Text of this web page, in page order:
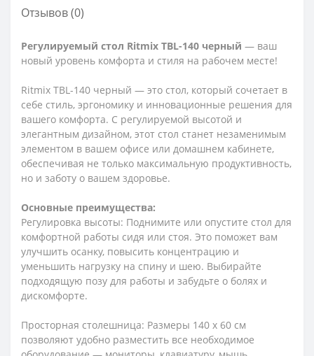
Отзывов (0)
Регулируемый стол Ritmix TBL-140 черный — ваш
новый уровень комфорта и стиля на рабочем месте!
Ritmix TBL-140 черный — это стол, который сочетает в
себе стиль, эргономику и инновационные решения для
вашего комфорта. С регулируемой высотой и
элегантным дизайном, этот стол станет незаменимым
элементом в вашем офисе или домашнем кабинете,
обеспечивая не только максимальную продуктивность,
но и заботу о вашем здоровье.
Основные преимущества:
Регулировка высоты: Поднимите или опустите стол для
комфортной работы сидя или стоя. Это поможет вам
улучшить осанку, повысить концентрацию и
уменьшить нагрузку на спину и шею. Выбирайте
подходящую позу для работы и забудьте о болях и
дискомфорте.
Просторная столешница: Размеры 140 x 60 см
позволяют удобно разместить все необходимое